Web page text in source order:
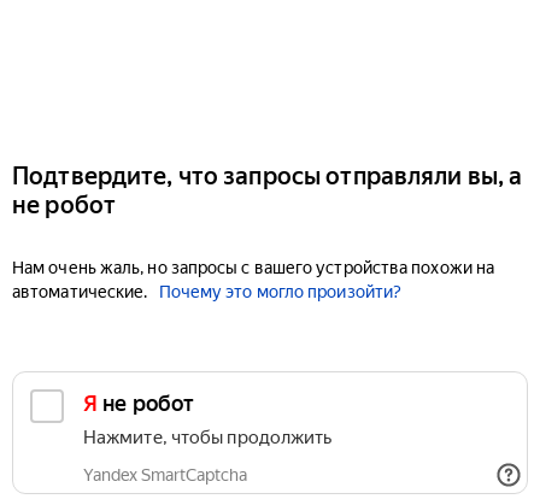
Подтвердите, что запросы отправляли вы, а
не робот
Нам очень жаль, но запросы с вашего устройства похожи на
автоматические.
Почему это могло произойти?
Я не робот
Нажмите, чтобы продолжить
Yandex SmartCaptcha